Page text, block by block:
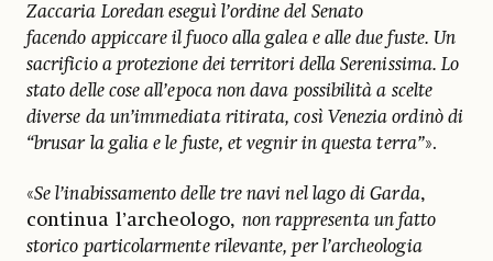
Zaccaria Loredan eseguì l’ordine del Senato
facendo appiccare il fuoco alla galea e alle due fuste. Un
sacrificio a protezione dei territori della Serenissima. Lo
stato delle cose all’epoca non dava possibilità a scelte
diverse da un’immediata ritirata, così Venezia ordinò di
“brusar la galia e le fuste, et vegnir in questa terra”».
«Se l’inabissamento delle tre navi nel lago di Garda,
continua l’archeologo, non rappresenta un fatto
storico particolarmente rilevante, per l’archeologia